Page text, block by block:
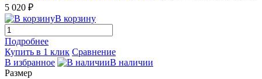
5 020 ₽
В корзину
Подробнее
Купить в 1 клик Сравнение
В избранное
В наличии
Размер